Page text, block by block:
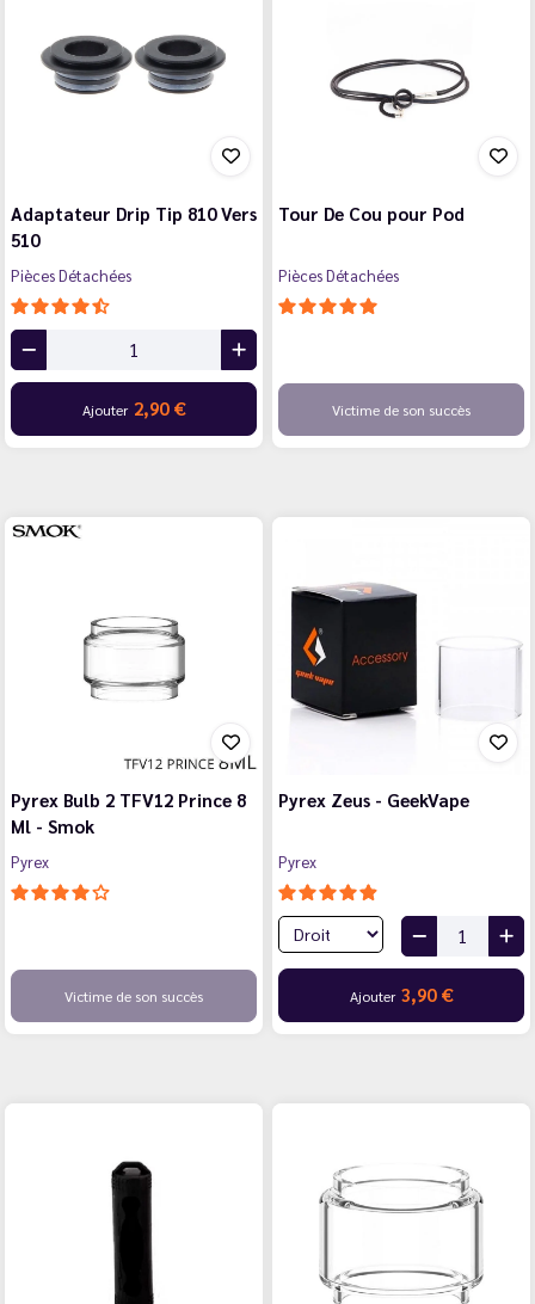
Adaptateur Drip Tip 810 Vers
510
Pièces Détachées
Ajouter 2,90 €
Tour De Cou pour Pod
Pièces Détachées
Victime de son succès
Pyrex Bulb 2 TFV12 Prince 8
Ml - Smok
Pyrex
Victime de son succès
Pyrex Zeus - GeekVape
Pyrex
Ajouter 3,90 €